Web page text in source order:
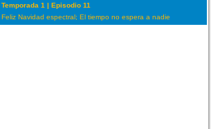
Temporada 1 | Episodio 11
Feliz Navidad espectral; El tiempo no espera a nadie